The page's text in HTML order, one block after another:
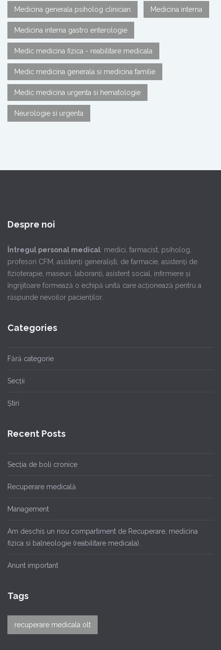
Medicina generala psiholog clinician Medicina interna
Medicina interna gastro enterologie
Medic medicina fizica - reabilitare medicala
Medic medicina generala si medicina familie
Medic medicina urgenta si hematologie
Neurologie si urgenta
Despre noi
Întregul personal medical: medici, farmacist, psiholog,
profesori CFM, asistenţi generalişti, de farmacie, asistenţi de
fizioterapie, maseuri, laboranţi, asistent social, infirmiere şi
îngrijitoare formează o echipă unită care acţionează pentru a
răspunde nevoilor pacienţilor.
Categories
Fără categorie
Secții
Știri
Recent Posts
Secția de boli cronice
Recuperare medicală
Management
Am deschis un nou compartiment de Recuperare, medicina
fizica si balneologie (reabilitare medicala).
Anunt important
Tags
recuperare medicala olt